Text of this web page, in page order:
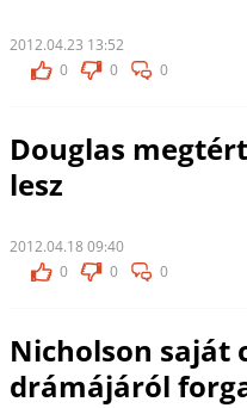
2012.04.23 13:52
0
0 0
Douglas
lesz
2012.04.18 09:40
0
0 0
Nicholson saját
drámájáról